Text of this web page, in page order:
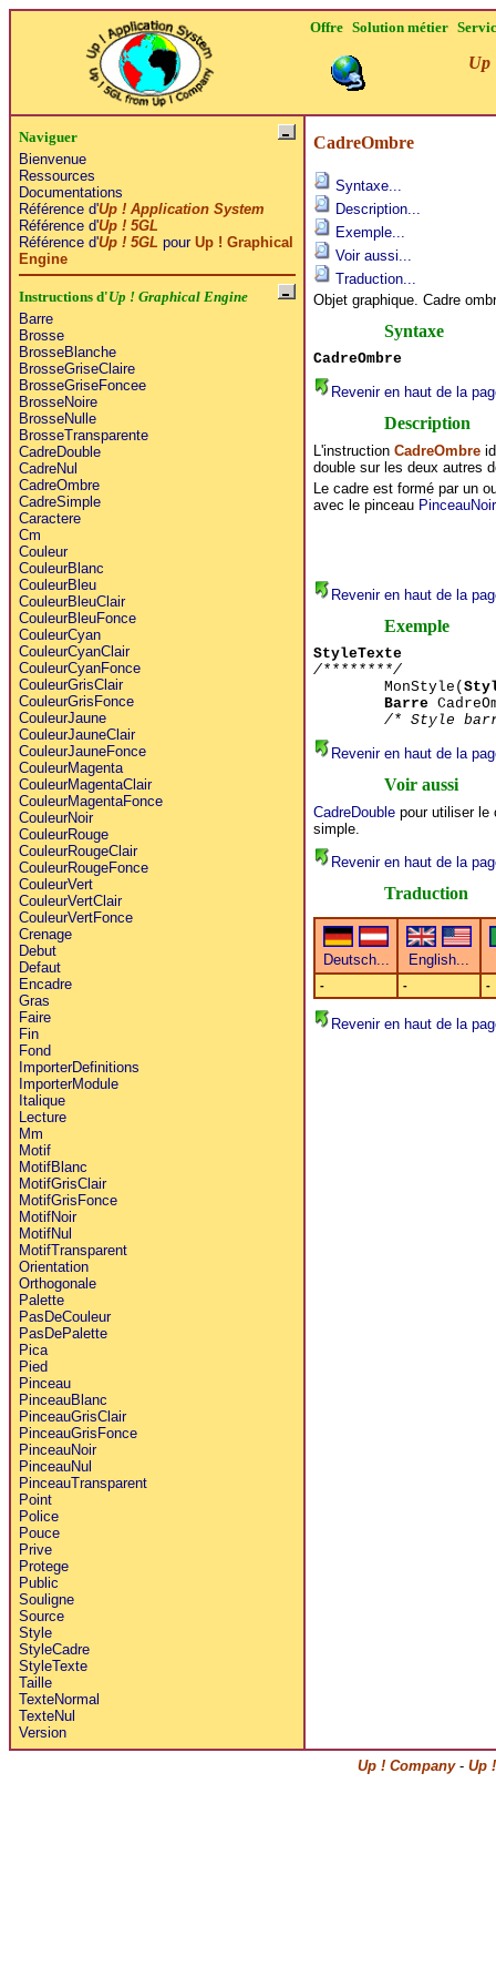
Offre Solution métier
Up
Naviguer
Bienvenue
Ressources
Documentations
Référence d'Up ! Application System
Référence d'Up ! 5GL
Référence d'Up ! 5GL pour Up ! Graphical
Engine
Instructions d'Up ! Graphical Engine
Barre
Brosse
BrosseBlanche
BrosseGriseClaire
BrosseGriseFoncee
BrosseNoire
BrosseNulle
BrosseTransparente
CadreDouble
CadreNul
CadreOmbre
CadreSimple
Caractere
Cm
Couleur
CouleurBlanc
CouleurBleu
CouleurBleuClair
CouleurBleuFonce
CouleurCyan
CouleurCyanClair
CouleurCyanFonce
CouleurGrisClair
CouleurGrisFonce
CouleurJaune
CouleurJauneClair
CouleurJauneFonce
CouleurMagenta
CouleurMagentaClair
CouleurMagentaFonce
CouleurNoir
CouleurRouge
CouleurRougeClair
CouleurRougeFonce
CouleurVert
CouleurVertClair
CouleurVertFonce
Crenage
Debut
Defaut
Encadre
Gras
Faire
Fin
Fond
ImporterDefinitions
ImporterModule
Italique
Lecture
Mm
Motif
MotifBlanc
MotifGrisClair
MotifGrisFonce
MotifNoir
MotifNul
MotifTransparent
Orientation
Orthogonale
Palette
PasDeCouleur
PasDePalette
Pica
Pied
Pinceau
PinceauBlanc
PinceauGrisClair
PinceauGrisFonce
PinceauNoir
PinceauNul
PinceauTransparent
Point
Police
Pouce
Prive
Protege
Public
Souligne
Source
Style
StyleCadre
StyleTexte
Taille
TexteNormal
TexteNul
Version
CadreOmbre
Syntaxe...
Description...
Exemple...
Voir aussi...
Traduction...
Objet graphique. Cadre
Syntaxe
CadreOmbre
Revenir en haut de la
Description
L'instruction CadreOmbre
double sur les deux autres
Le cadre est formé par un
avec le pinceau PinceauNoir
Revenir en haut de la
Exemple
StyleTexte
/********/
MonStyle(
Barre
/* Style
Revenir en haut de la
Voir aussi
CadreDoublepour utiliser le
simple.
Revenir en haut de la
Traduction
- - -
Revenir en haut de la
Up ! Company- Up